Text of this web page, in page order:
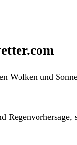
Wolken und